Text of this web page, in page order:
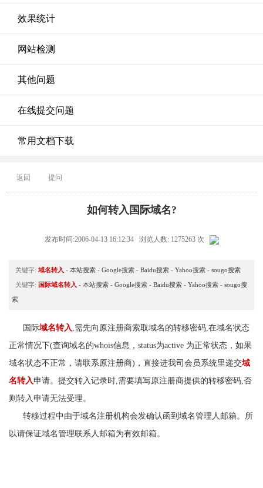
效果统计
网站检测
其他问题
在线提交问题
常用文档下载
返回 提问
如何转入国际域名?
发布时间:2006-04-13 16:12:34 浏览人数: 1275263 次
关键字: 域名转入 - 本站搜索 - Google搜索 - Baidu搜索 - Yahoo搜索 - sougo搜索
关键字: 国际域名转入 - 本站搜索 - Google搜索 - Baidu搜索 - Yahoo搜索 - sougo搜
索
国际域名转入,需先向原注册商索取域名的转移密码,在域名状态
正常情况下(查询域名的whois信息，status为active 为正常状态，如果
域名状态不正常，请联系原注册商)，直接进我司会员系统里递交域
名转入申请。提交转入记录时,需要填写原注册商提供的转移密码,否
则转入申请无法受理。
转移过程中由于域名注册机构会发确认函到域名管理人邮箱。所
以请保证域名管理联系人邮箱为有效邮箱。